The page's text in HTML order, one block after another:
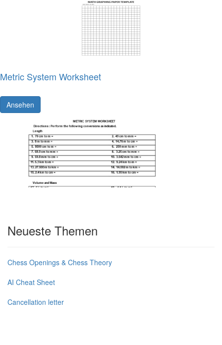
Metric System Worksheet
Ansehen
Neueste Themen
Chess Openings & Chess Theory
AI Cheat Sheet
Cancellation letter